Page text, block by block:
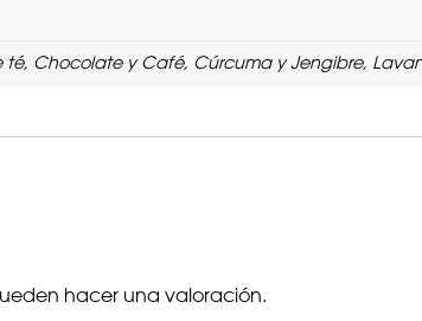
Chocolate y Café, Cúrcuma y Jengibre,
hacer una valoración.